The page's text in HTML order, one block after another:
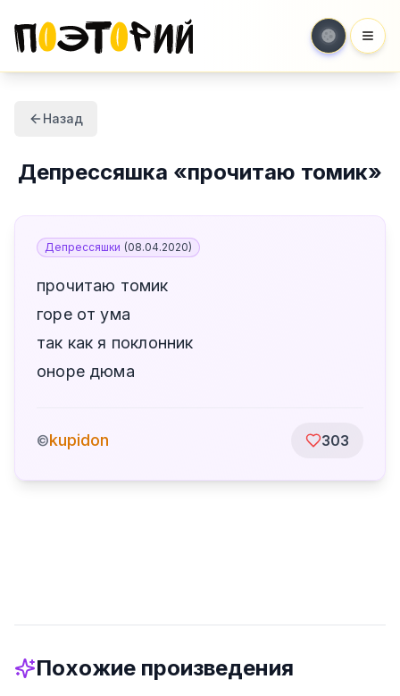
Назад
Депрессяшка «прочитаю томик»
Депрессяшки (08.04.2020)
прочитаю томик
горе от ума
так как я поклонник
оноре дюма
©kupidon 303
Похожие произведения